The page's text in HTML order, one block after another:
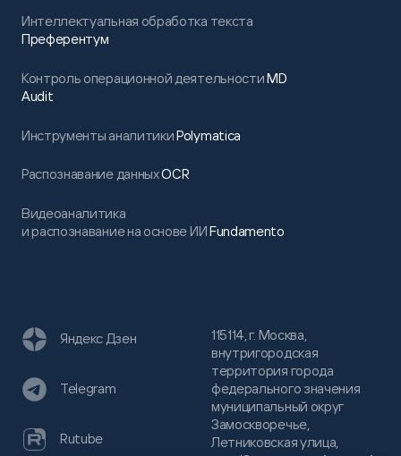
Интеллектуальная обработка текста
Преферентум
Контроль операционной деятельностиMD
Audit
Инструменты аналитикиPolymatica
Распознавание данныхOCR
Видеоаналитика
и распознавание на основе ИИFundamento
115114, г. Москва,
внутригородская
территория города
федерального значения
муниципальный округ
Замоскворечье,
Летниковская улица,
Яндекс Дзен
Telegram
Rutube